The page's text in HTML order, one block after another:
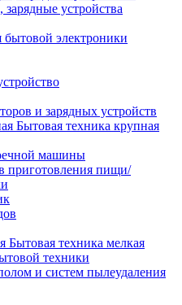
устройства
бытовой электроники
и зарядных устройств
Бытовая техника крупная
машины
приготовления пищи/
Бытовая техника мелкая
техники
и систем пылеудаления